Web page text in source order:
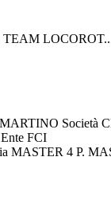
Società
Ente FCI
MASTER 4 P.